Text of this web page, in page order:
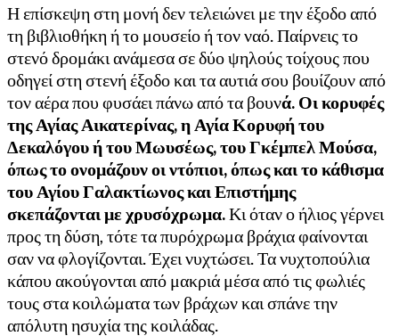
Η επίσκεψη στη μονή δεν τελειώνει με την έξοδο από
τη βιβλιοθήκη ή το μουσείο ή τον ναό. Παίρνεις το
στενό δρομάκι ανάμεσα σε δύο ψηλούς τοίχους που
οδηγεί στη στενή έξοδο και τα αυτιά σου βουίζουν από
τον αέρα που φυσάει πάνω από τα βουνά. Οι κορυφές
της Αγίας Αικατερίνας, η Αγία Κορυφή του
Δεκαλόγου ή του Μωυσέως, του Γκέμπελ Μούσα,
όπως το ονομάζουν οι ντόπιοι, όπως και το κάθισμα
του Αγίου Γαλακτίωνος και Επιστήμης
σκεπάζονται με χρυσόχρωμα.Κι όταν ο ήλιος γέρνει
προς τη δύση, τότε τα πυρόχρωμα βράχια φαίνονται
σαν να φλογίζονται. Έχει νυχτώσει. Τα νυχτοπούλια
κάπου ακούγονται από μακριά μέσα από τις φωλιές
τους στα κοιλώματα των βράχων και σπάνε την
απόλυτη ησυχία της κοιλάδας.